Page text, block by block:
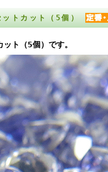
ットカット（5個）
ト（5個）です。